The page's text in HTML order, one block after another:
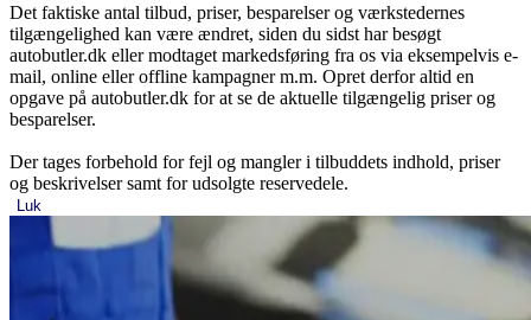
Det faktiske antal tilbud, priser, besparelser og værkstedernes
tilgængelighed kan være ændret, siden du sidst har besøgt
autobutler.dk eller modtaget markedsføring fra os via eksempelvis e-
mail, online eller offline kampagner m.m. Opret derfor altid en
opgave på autobutler.dk for at se de aktuelle tilgængelig priser og
besparelser.
Der tages forbehold for fejl og mangler i tilbuddets indhold, priser
og beskrivelser samt for udsolgte reservedele.
Luk